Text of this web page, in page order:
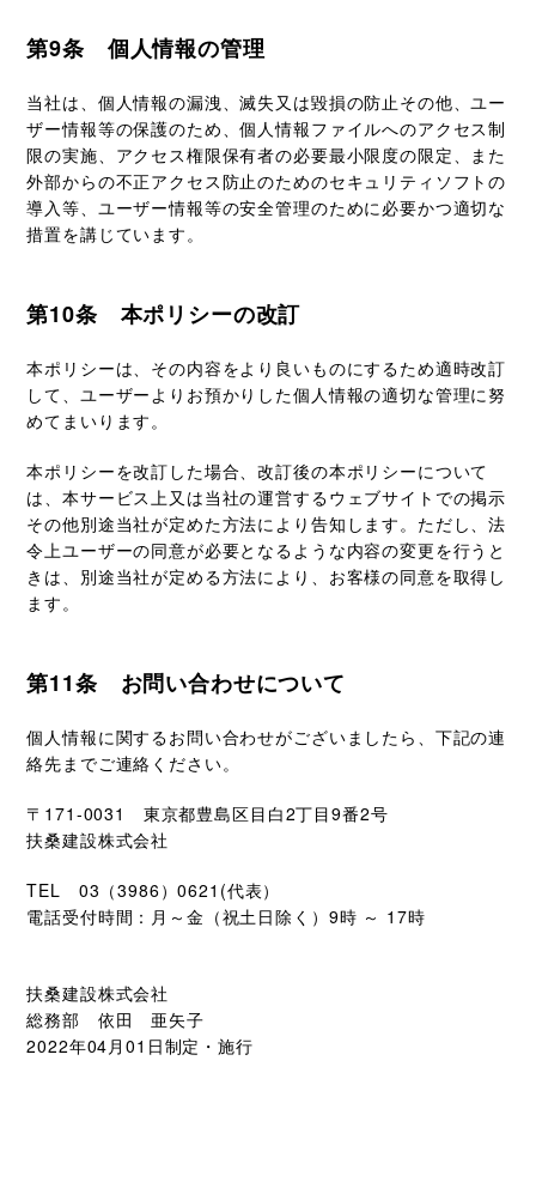
第9条 個人情報の管理
当社は、個人情報の漏洩、滅失又は毀損の防止その他、ユー
ザー情報等の保護のため、個人情報ファイルへのアクセス制
限の実施、アクセス権限保有者の必要最小限度の限定、また
外部からの不正アクセス防止のためのセキュリティソフトの
導入等、ユーザー情報等の安全管理のために必要かつ適切な
措置を講じています。
第10条 本ポリシーの改訂
本ポリシーは、その内容をより良いものにするため適時改訂
して、ユーザーよりお預かりした個人情報の適切な管理に努
めてまいります。
本ポリシーを改訂した場合、改訂後の本ポリシーについて
は、本サービス上又は当社の運営するウェブサイトでの掲示
その他別途当社が定めた方法により告知します。ただし、法
令上ユーザーの同意が必要となるような内容の変更を行うと
きは、別途当社が定める方法により、お客様の同意を取得し
ます。
第11条 お問い合わせについて
個人情報に関するお問い合わせがございましたら、下記の連
絡先までご連絡ください。
〒171-0031 東京都豊島区目白2丁目9番2号
扶桑建設株式会社
TEL 03（3986）0621(代表）
電話受付時間：月～金（祝土日除く）9時 ～ 17時
扶桑建設株式会社
総務部 依田 亜矢子
2022年04月01日制定・施行